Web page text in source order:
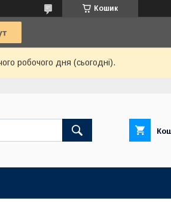
Кошик
робочого дня (сьогодні).